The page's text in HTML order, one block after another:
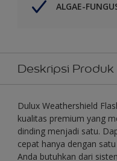
ALGAE-
Deskripsi Produk
Dulux Weathershield
kualitas premium yang
dinding menjadi satu.
cepat hanya dengan
Anda butuhkan dari